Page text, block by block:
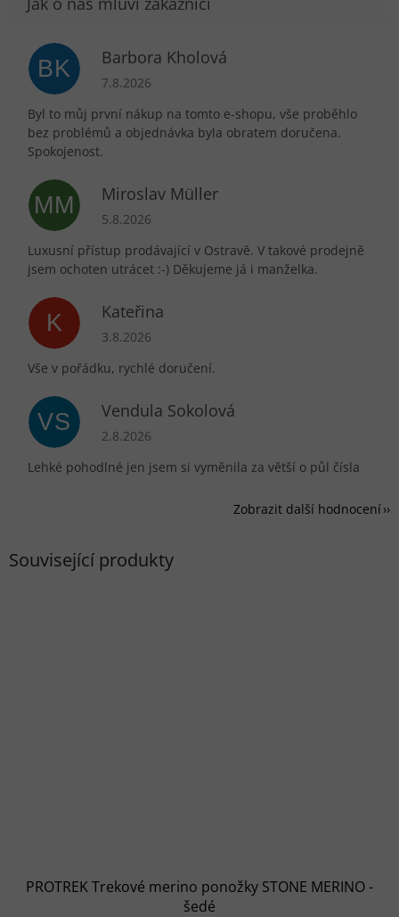
Související produkty
PROTREK Trekové merino ponožky STONE MERINO -
šedé
BK Barbora Kholová
Hodnocení obchodu je 5 z 5 hvězdiček.
7.8.2026
Byl to můj první nákup na tomto e-shopu, vše proběhlo
bez problémů a objednávka byla obratem doručena.
Spokojenost.
MM Miroslav Müller
Hodnocení obchodu je 5 z 5 hvězdiček.
5.8.2026
Luxusní přístup prodávající v Ostravě. V takové prodejně
jsem ochoten utrácet :-) Děkujeme já i manželka.
K Kateřina
Hodnocení obchodu je 5 z 5 hvězdiček.
3.8.2026
Vše v pořádku, rychlé doručení.
VS Vendula Sokolová
Hodnocení obchodu je 5 z 5 hvězdiček.
2.8.2026
Lehké pohodlné jen jsem si vyměnila za větší o půl čísla
Zobrazit další hodnocení